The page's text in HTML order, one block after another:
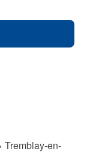
Tremblay-en-